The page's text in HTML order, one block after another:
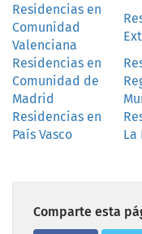
Residencias en
Comunidad
Valenciana
Residencias en
Comunidad de
Madrid
Residencias en
País Vasco
La
Comparte esta